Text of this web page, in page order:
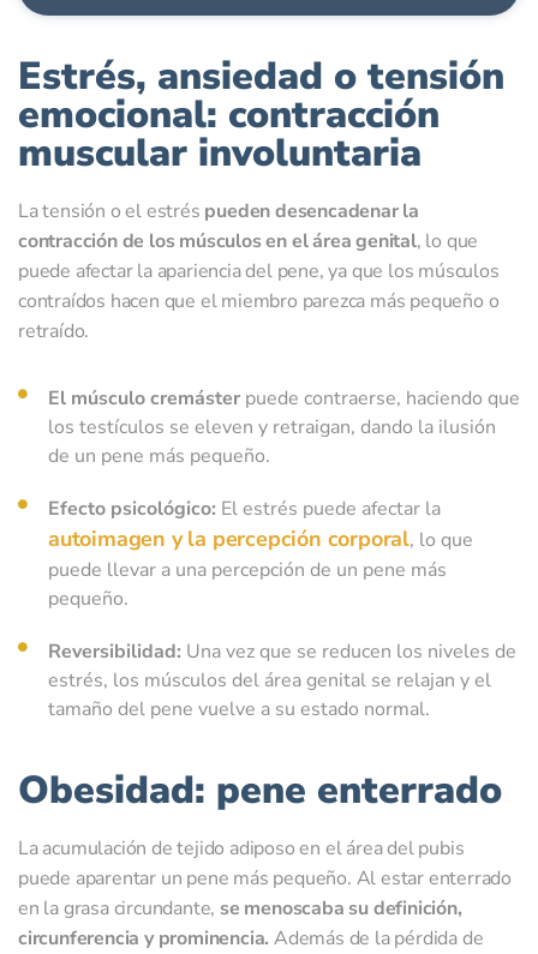
Estrés, ansiedad o tensión
emocional: contracción
muscular involuntaria
La tensión o el estrés pueden desencadenar la
contracción de los músculos en el área genital, lo que
puede afectar la apariencia del pene, ya que los músculos
contraídos hacen que el miembro parezca más pequeño o
retraído.
El músculo cremáster puede contraerse, haciendo que
los testículos se eleven y retraigan, dando la ilusión
de un pene más pequeño.
Efecto psicológico: El estrés puede afectar la
autoimagen y la percepción corporal, lo que
puede llevar a una percepción de un pene más
pequeño.
Reversibilidad: Una vez que se reducen los niveles de
estrés, los músculos del área genital se relajan y el
tamaño del pene vuelve a su estado normal.
Obesidad: pene enterrado
La acumulación de tejido adiposo en el área del pubis
puede aparentar un pene más pequeño. Al estar enterrado
en la grasa circundante, se menoscaba su definición,
circunferencia y prominencia. Además de la pérdida de